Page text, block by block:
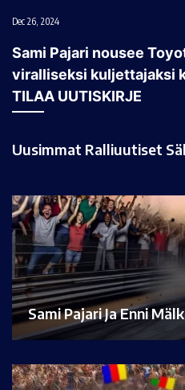
Dec 26, 2024
Sami Pajari nousee
viralliseksi kuljettajaksi
TILAA UUTISKIRJE
Uusimmat Ralliuutiset
Sami Pajari Ja Enni